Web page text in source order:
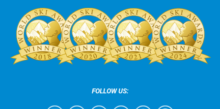
FOLLOW US: